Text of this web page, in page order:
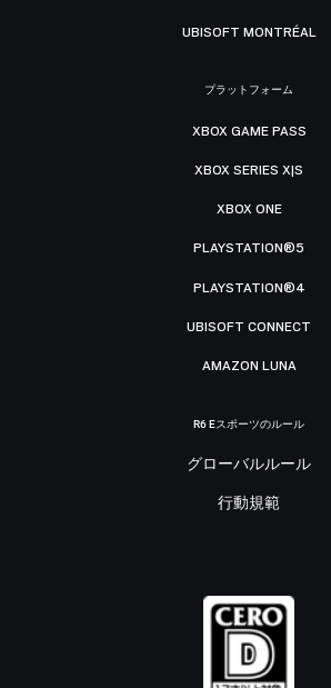
UBISOFT MONTRÉAL
プラットフォーム
XBOX GAME PASS
XBOX SERIES X|S
XBOX ONE
PLAYSTATION®5
PLAYSTATION®4
UBISOFT CONNECT
AMAZON LUNA
R6 Eスポーツのルール
グローバルルール
行動規範